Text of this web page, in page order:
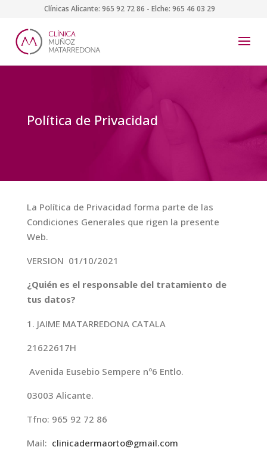
Clínicas Alicante: 965 92 72 86 - Elche: 965 46 03 29
Política de Privacidad
La Política de Privacidad forma parte de las
Condiciones Generales que rigen la presente
Web.
VERSION 01/10/2021
¿Quién es el responsable del tratamiento de
tus datos?
JAIME MATARREDONA CATALA
21622617H
Avenida Eusebio Sempere nº6 Entlo.
03003 Alicante.
Tfno: 965 92 72 86
Mail: clinicadermaorto@gmail.com